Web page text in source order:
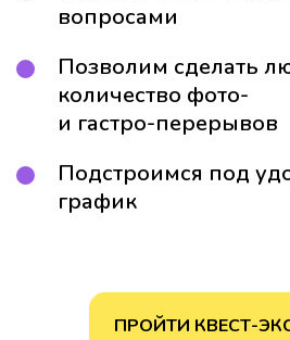
вопросами
Позволим сделать
количество фото-
и гастро-перерывов
Подстроимся под
график
ПРОЙТИ КВЕСТ-